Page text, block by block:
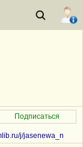
j/jasenewa_n